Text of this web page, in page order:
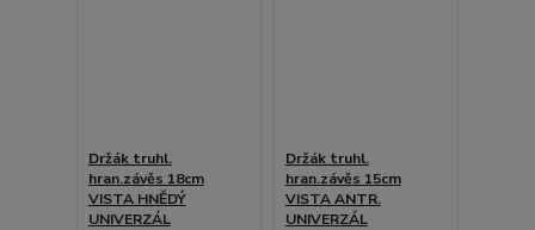
Držák truhl.
hran.závěs 18cm
VISTA HNĚDÝ
UNIVERZÁL
Držák truhl.
hran.závěs 15cm
VISTA ANTR.
UNIVERZÁL